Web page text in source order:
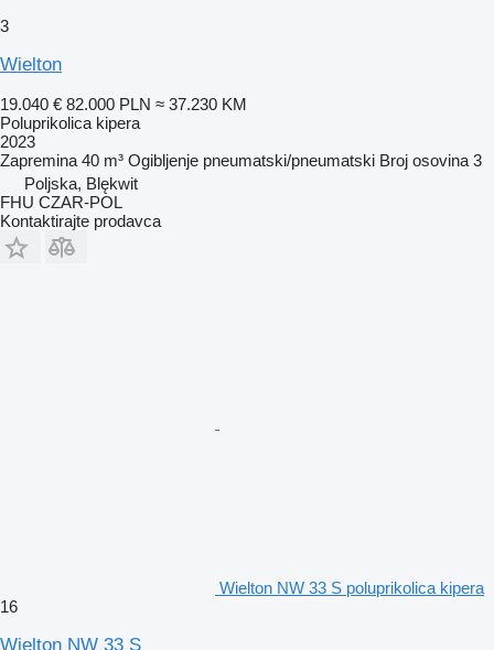
3
Wielton
19.040 € 82.000 PLN ≈ 37.230 KM
Poluprikolica kipera
2023
Zapremina 40 m³ Ogibljenje pneumatski/pneumatski Broj osovina 3
Poljska, Blękwit
FHU CZAR-POL
Kontaktirajte prodavca
Wielton NW 33 S poluprikolica kipera
16
Wielton NW 33 S